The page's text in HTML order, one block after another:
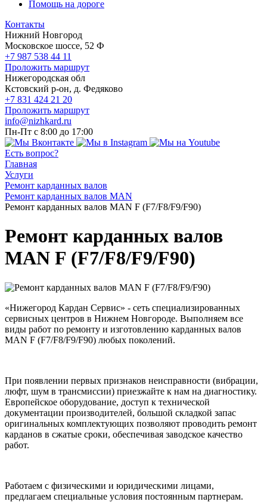
Помощь на дороге
Контакты
Нижний Новгород
Московское шоссе, 52 Ф
+7 987 538 44 11
Проложить маршрут
Нижегородская обл
Кстовский р-он, д. Федяково
+7 831 424 21 20
Проложить маршрут
info@nizhkard.ru
Пн-Пт с 8:00 до 17:00
Есть вопрос?
Главная
Услуги
Ремонт карданных валов
Ремонт карданных валов MAN
Ремонт карданных валов MAN F (F7/F8/F9/F90)
Ремонт карданных валов
MAN F (F7/F8/F9/F90)
«Нижегород Кардан Сервис» - сеть специализированных
сервисных центров в Нижнем Новгороде. Выполняем все
виды работ по ремонту и изготовлению карданных валов
MAN F (F7/F8/F9/F90) любых поколений.
При появлении первых признаков неисправности (вибрации,
люфт, шум в трансмиссии) приезжайте к нам на диагностику.
Европейское оборудование, доступ к технической
документации производителей, большой складкой запас
оригинальных комплектующих позволяют проводить ремонт
карданов в сжатые сроки, обеспечивая заводское качество
работ.
Работаем с физическими и юридическими лицами,
предлагаем специальные условия постоянным партнерам.